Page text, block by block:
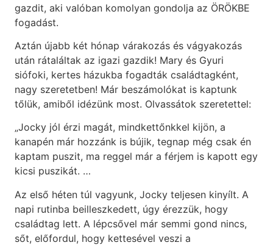
gazdit, aki valóban komolyan gondolja az ÖRÖKBE
fogadást.
Aztán újabb két hónap várakozás és vágyakozás
után rátaláltak az igazi gazdik! Mary és Gyuri
siófoki, kertes házukba fogadták családtagként,
nagy szeretetben! Már beszámolókat is kaptunk
tőlük, amiből idézünk most. Olvassátok szeretettel:
„Jocky jól érzi magát, mindkettőnkkel kijön, a
kanapén már hozzánk is bújik, tegnap még csak én
kaptam puszit, ma reggel már a férjem is kapott egy
kicsi puszikát. …
Az első héten túl vagyunk, Jocky teljesen kinyílt. A
napi rutinba beilleszkedett, úgy érezzük, hogy
családtag lett. A lépcsővel már semmi gond nincs,
sőt, előfordul, hogy kettesével veszi a